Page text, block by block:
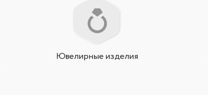
Ювелирные изделия